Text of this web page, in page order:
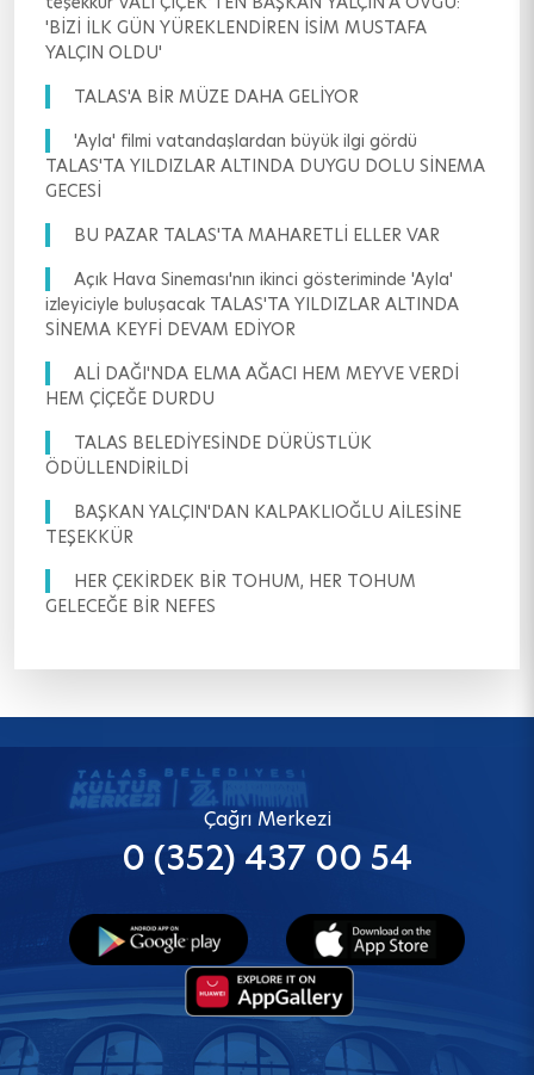
'BİZİ İLK GÜN YÜREKLENDİREN İSİM MUSTAFA
YALÇIN OLDU'
TALAS'A BİR MÜZE DAHA GELİYOR
'Ayla' filmi vatandaşlardan büyük ilgi gördü
TALAS'TA YILDIZLAR ALTINDA DUYGU DOLU SİNEMA
GECESİ
BU PAZAR TALAS'TA MAHARETLİ ELLER VAR
Açık Hava Sineması'nın ikinci gösteriminde 'Ayla'
izleyiciyle buluşacak TALAS'TA YILDIZLAR ALTINDA
SİNEMA KEYFİ DEVAM EDİYOR
ALİ DAĞI'NDA ELMA AĞACI HEM MEYVE VERDİ
HEM ÇİÇEĞE DURDU
TALAS BELEDİYESİNDE DÜRÜSTLÜK
ÖDÜLLENDİRİLDİ
BAŞKAN YALÇIN'DAN KALPAKLIOĞLU AİLESİNE
TEŞEKKÜR
HER ÇEKİRDEK BİR TOHUM, HER TOHUM
GELECEĞE BİR NEFES
Çağrı Merkezi
0 (352) 437 00 54